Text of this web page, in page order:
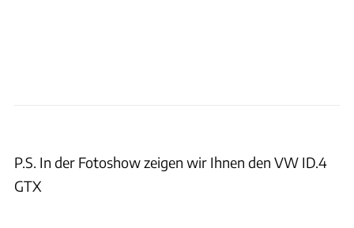
P.S. In der Fotoshow zeigen wir Ihnen den VW ID.4
GTX